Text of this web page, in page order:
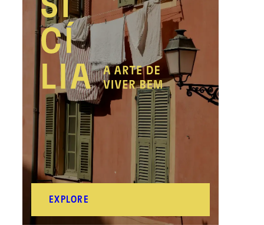
EXPLORE